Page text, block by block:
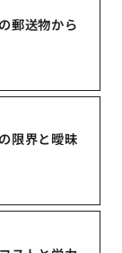
郵送物から
限界と曖昧